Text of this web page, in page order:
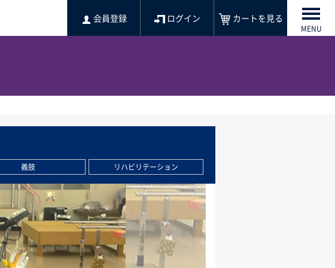
会員登録 ログイン カートを見る
MENU
義肢 リハビリテーション